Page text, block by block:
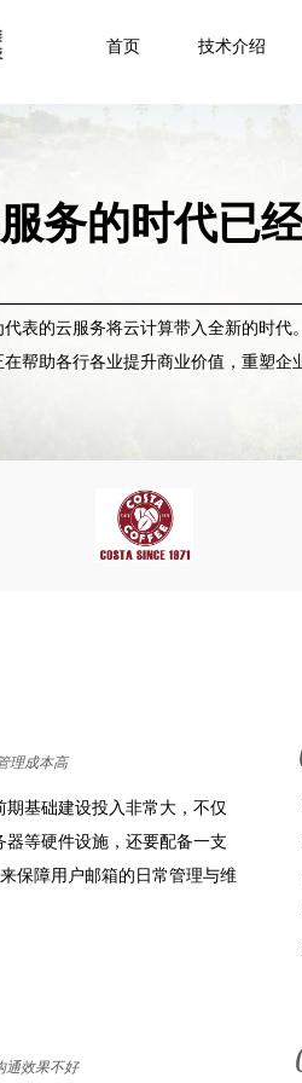
首页 技术介绍
务的时代已
代表的云服务将云计算带入全新的时代。
在帮助各行各业提升商业价值，重塑企
理成本高
期基础建设投入非常大，不仅
器等硬件设施，还要配备一支
保障用户邮箱的日常管理与维
通效果不好